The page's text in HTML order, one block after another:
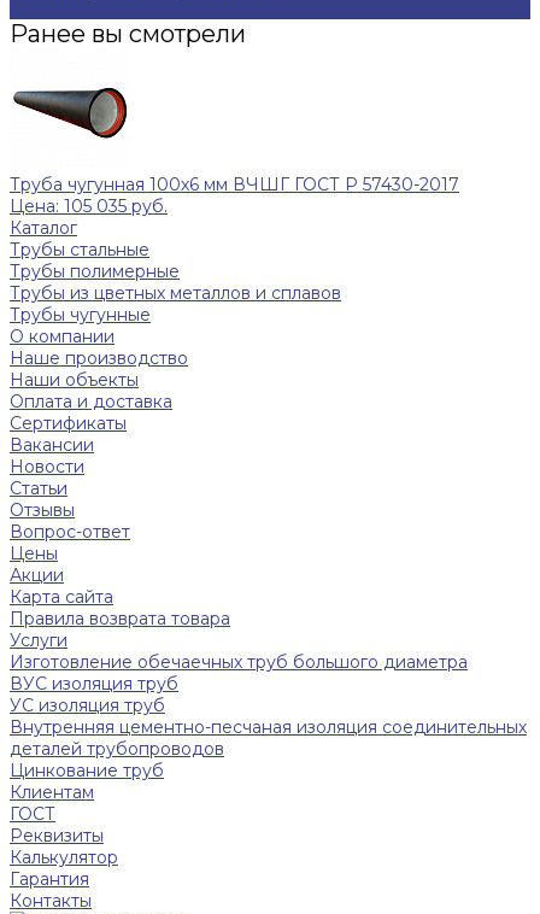
Ранее вы смотрели
Труба чугунная 100х6 мм ВЧШГ ГОСТ Р 57430-2017
Цена: 105 035 руб.
Каталог
Трубы стальные
Трубы полимерные
Трубы из цветных металлов и сплавов
Трубы чугунные
О компании
Наше производство
Наши объекты
Оплата и доставка
Сертификаты
Вакансии
Новости
Статьи
Отзывы
Вопрос-ответ
Цены
Акции
Карта сайта
Правила возврата товара
Услуги
Изготовление обечаечных труб большого диаметра
ВУС изоляция труб
УС изоляция труб
Внутренняя цементно-песчаная изоляция соединительных
деталей трубопроводов
Цинкование труб
Клиентам
ГОСТ
Реквизиты
Калькулятор
Гарантия
Контакты